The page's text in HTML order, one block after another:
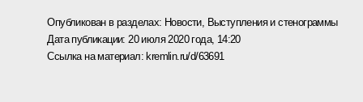
Опубликован в разделах: Новости, Выступления и стенограммы
Дата публикации: 20 июля 2020 года, 14:20
Ссылка на материал: kremlin.ru/d/63691